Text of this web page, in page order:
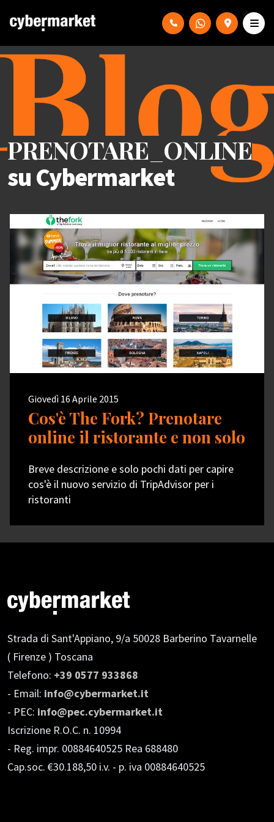
PRENOTARE_ONLINE
su Cybermarket
Giovedì 16 Aprile 2015
Cos'è The Fork? Prenotare
online il ristorante e non solo
Breve descrizione e solo pochi dati per capire
cos'è il nuovo servizio di TripAdvisor per i
ristoranti
Strada di Sant'Appiano, 9/a 50028 Barberino Tavarnelle
( Firenze ) Toscana
Telefono: +39 0577 933868
- Email: info@cybermarket.it
- PEC: info@pec.cybermarket.it
Iscrizione R.O.C. n. 10994
- Reg. impr. 00884640525 Rea 688480
Cap.soc. €30.188,50 i.v. - p. iva 00884640525